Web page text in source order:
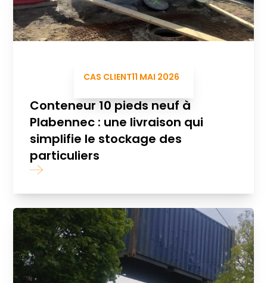
CAS CLIENT11 MAI 2026
Conteneur 10 pieds neuf à
Plabennec : une livraison qui
simplifie le stockage des
particuliers